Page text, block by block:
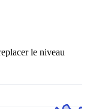
le niveau